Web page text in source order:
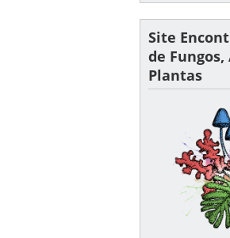
Site
de Fungos,
Plantas